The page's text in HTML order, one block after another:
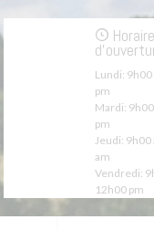
Lundi: 9h00
pm
Mardi:
pm
Jeudi: 9h00
am
Vendredi:
12h00 pm